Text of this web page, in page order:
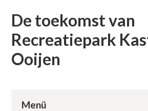
HOME
CAMPING
AUSSTATTUNG
De toekomst van
Recreatiepark
Ooijen
Menü